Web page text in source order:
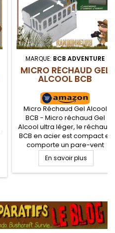
MARQUE: BCB ADVENTURE
MICRO RÉCHAUD GEL
ALCOOL BCB
Micro Réchaud Gel Alcool
BCB - Micro réchaud Gel
Alcool ultra léger, le réchaud
BCB en acier est compact et
comporte un pare-vent
intégré. Ce mini réchaud
trekking s'utilise avec de
nombreux consommables
le gel éthanol FireDragon
BCB. De petite taille et pas
moins puissant, il est l'allier...
En savoir plus